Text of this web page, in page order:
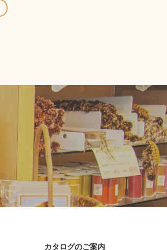
カタログのご案内